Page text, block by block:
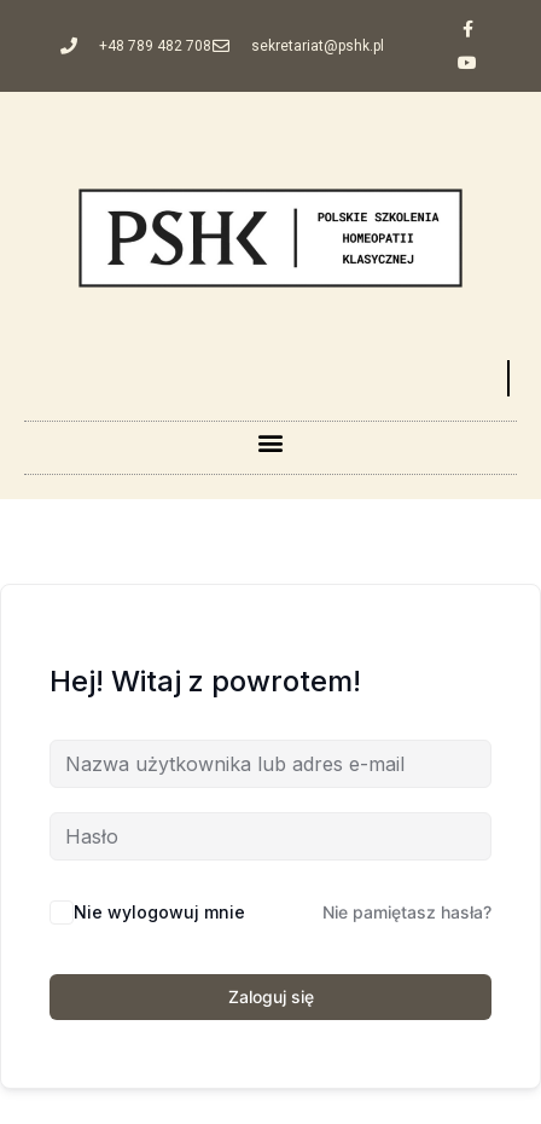
+48 789 482 708 sekretariat@pshk.pl
Hej! Witaj z powrotem!
Nie wylogowuj mnie Nie pamiętasz hasła?
Zaloguj się